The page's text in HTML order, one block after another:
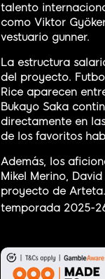
talento
como Viktor
vestuario gunner.
La estructura
del proyecto.
Rice aparecen
Bukayo Saka
directamente en
de los favoritos
Además, los
Mikel Merino,
proyecto de
temporada 2025-